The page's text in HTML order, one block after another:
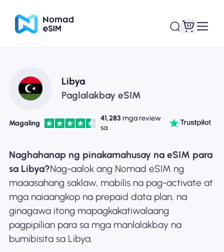
Mag-log In / Mag-
sign Up
Mga Plano sa Tindahan
Tungkol sa eSIM
Bakit Nomad ESIM
Libya
Paglalakbay eSIM
Magaling
41,283 mga review
sa
Naghahanap ng pinakamahusay na eSIM para
sa Libya?Nag-aalok ang Nomad eSIM ng
maaasahang saklaw, mabilis na pag-activate at
mga naiaangkop na prepaid data plan, na
ginagawa itong mapagkakatiwalaang
pagpipilian para sa mga manlalakbay na
bumibisita sa Libya.